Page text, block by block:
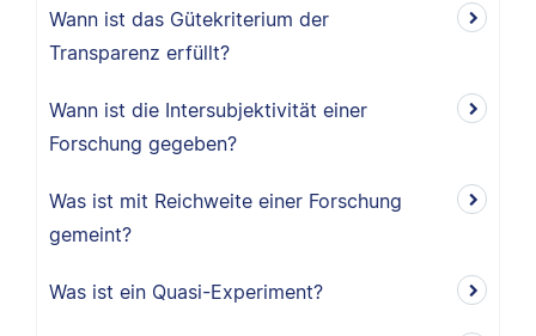
Wann ist das Gütekriterium der
Transparenz erfüllt?
Wann ist die Intersubjektivität einer
Forschung gegeben?
Was ist mit Reichweite einer Forschung
gemeint?
Was ist ein Quasi-Experiment?